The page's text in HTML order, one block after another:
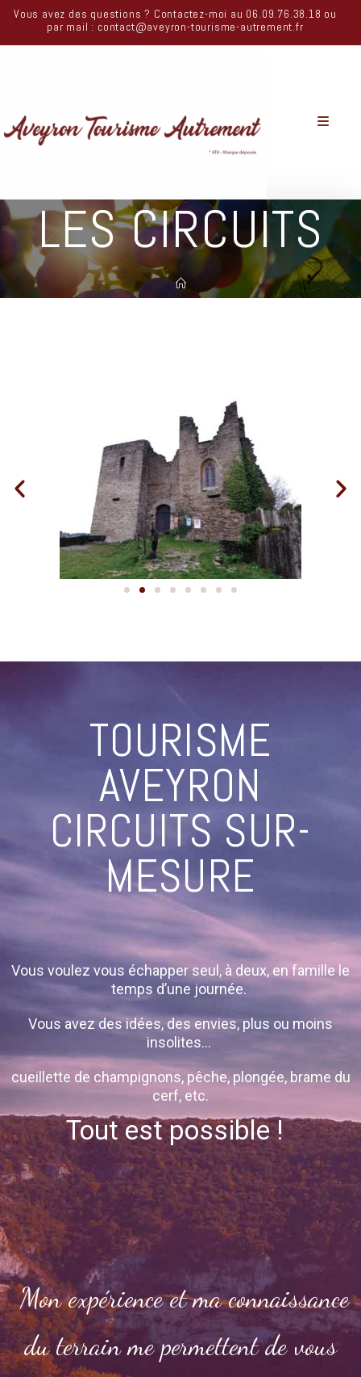
Vous avez des questions ? Contactez-moi au 06.09.76.38.18 ou
par mail : contact@aveyron-tourisme-autrement.fr
LES CIRCUITS
TOURISME
AVEYRON
CIRCUITS SUR-
MESURE
Vous voulez vous échapper seul, à deux, en famille le
temps d’une journée.
Vous avez des idées, des envies, plus ou moins
insolites…
cueillette de champignons, pêche, plongée, brame du
cerf, etc.
Tout est possible !
Mon expérience et ma connaissance
du terrain me permettent de vous